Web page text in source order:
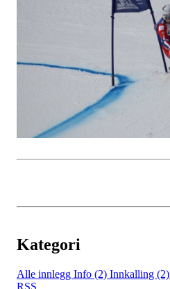
Kategori
Alle innlegg Info (2) Innkalling (2)
RSS